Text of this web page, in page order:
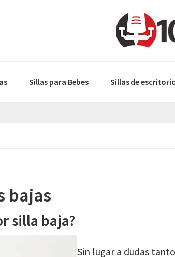
Sillas para Bebes Sillas de
bajas
silla baja?
Sin lugar a dudas